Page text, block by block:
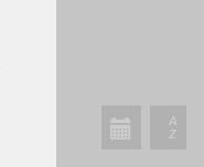
A
Z